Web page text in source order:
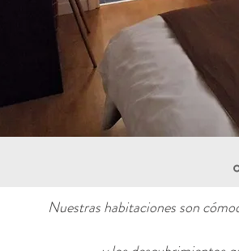
Nuestras habitaciones son